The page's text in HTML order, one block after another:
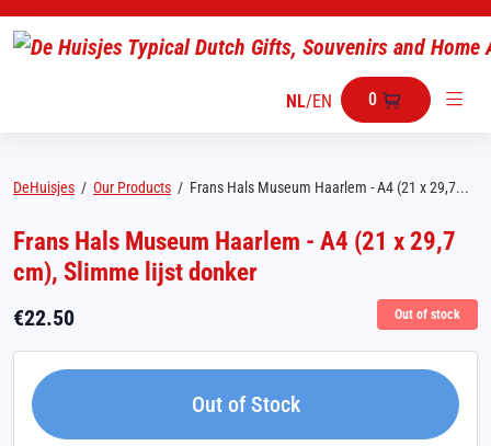
NL/EN 0
DeHuisjes / Our Products / Frans Hals Museum Haarlem - A4 (21 x 29,7...
Frans Hals Museum Haarlem - A4 (21 x 29,7
cm), Slimme lijst donker
€22.50 Out of stock
Out of Stock